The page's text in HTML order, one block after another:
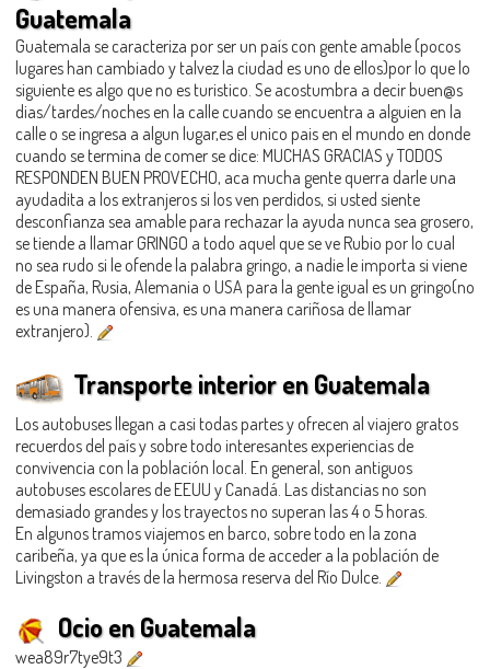
Guatemala
Guatemala se caracteriza por ser un país con gente amable (pocos
lugares han cambiado y talvez la ciudad es uno de ellos)por lo que lo
siguiente es algo que no es turistico. Se acostumbra a decir buen@s
dias/tardes/noches en la calle cuando se encuentra a alguien en la
calle o se ingresa a algun lugar,es el unico pais en el mundo en donde
cuando se termina de comer se dice: MUCHAS GRACIAS y TODOS
RESPONDEN BUEN PROVECHO, aca mucha gente querra darle una
ayudadita a los extranjeros si los ven perdidos, si usted siente
desconfianza sea amable para rechazar la ayuda nunca sea grosero,
se tiende a llamar GRINGO a todo aquel que se ve Rubio por lo cual
no sea rudo si le ofende la palabra gringo, a nadie le importa si viene
de España, Rusia, Alemania o USA para la gente igual es un gringo(no
es una manera ofensiva, es una manera cariñosa de llamar
extranjero).
Transporte interior en Guatemala
Los autobuses llegan a casi todas partes y ofrecen al viajero gratos
recuerdos del país y sobre todo interesantes experiencias de
convivencia con la población local. En general, son antiguos
autobuses escolares de EEUU y Canadá. Las distancias no son
demasiado grandes y los trayectos no superan las 4 o 5 horas.
En algunos tramos viajemos en barco, sobre todo en la zona
caribeña, ya que es la única forma de acceder a la población de
Livingston a través de la hermosa reserva del Río Dulce.
Ocio en Guatemala
wea89r7tye9t3